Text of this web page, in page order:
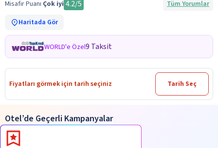
Misafir Puanı Çok iyi 4.2/5
Tüm Yorumlar
Haritada Gör
WORLD'e Özel9 Taksit
Fiyatları görmek için tarih seçiniz Tarih Seç
Otel’de Geçerli Kampanyalar